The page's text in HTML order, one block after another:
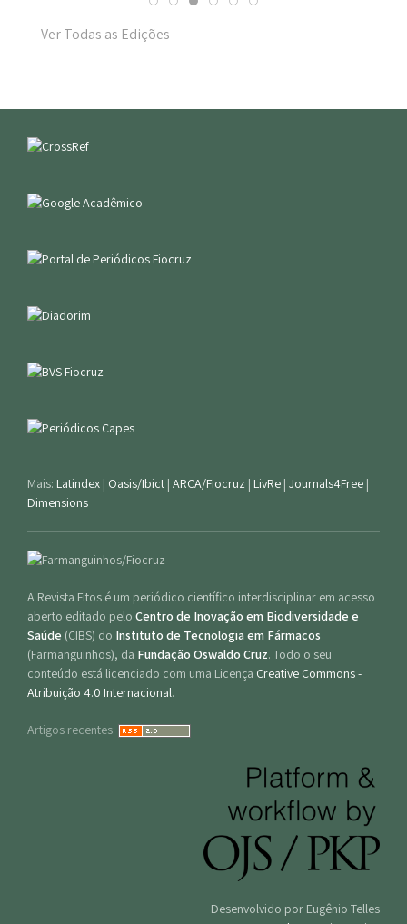
Ver Todas as Edições
Mais: Latindex | Oasis/Ibict | ARCA/Fiocruz | LivRe | Journals4Free |
Dimensions
A Revista Fitos é um periódico científico interdisciplinar em acesso
aberto editado pelo Centro de Inovação em Biodiversidade e
Saúde (CIBS) do Instituto de Tecnologia em Fármacos
(Farmanguinhos), da Fundação Oswaldo Cruz. Todo o seu
conteúdo está licenciado com uma Licença Creative Commons -
Atribuição 4.0 Internacional.
Artigos recentes:
Desenvolvido por Eugênio Telles